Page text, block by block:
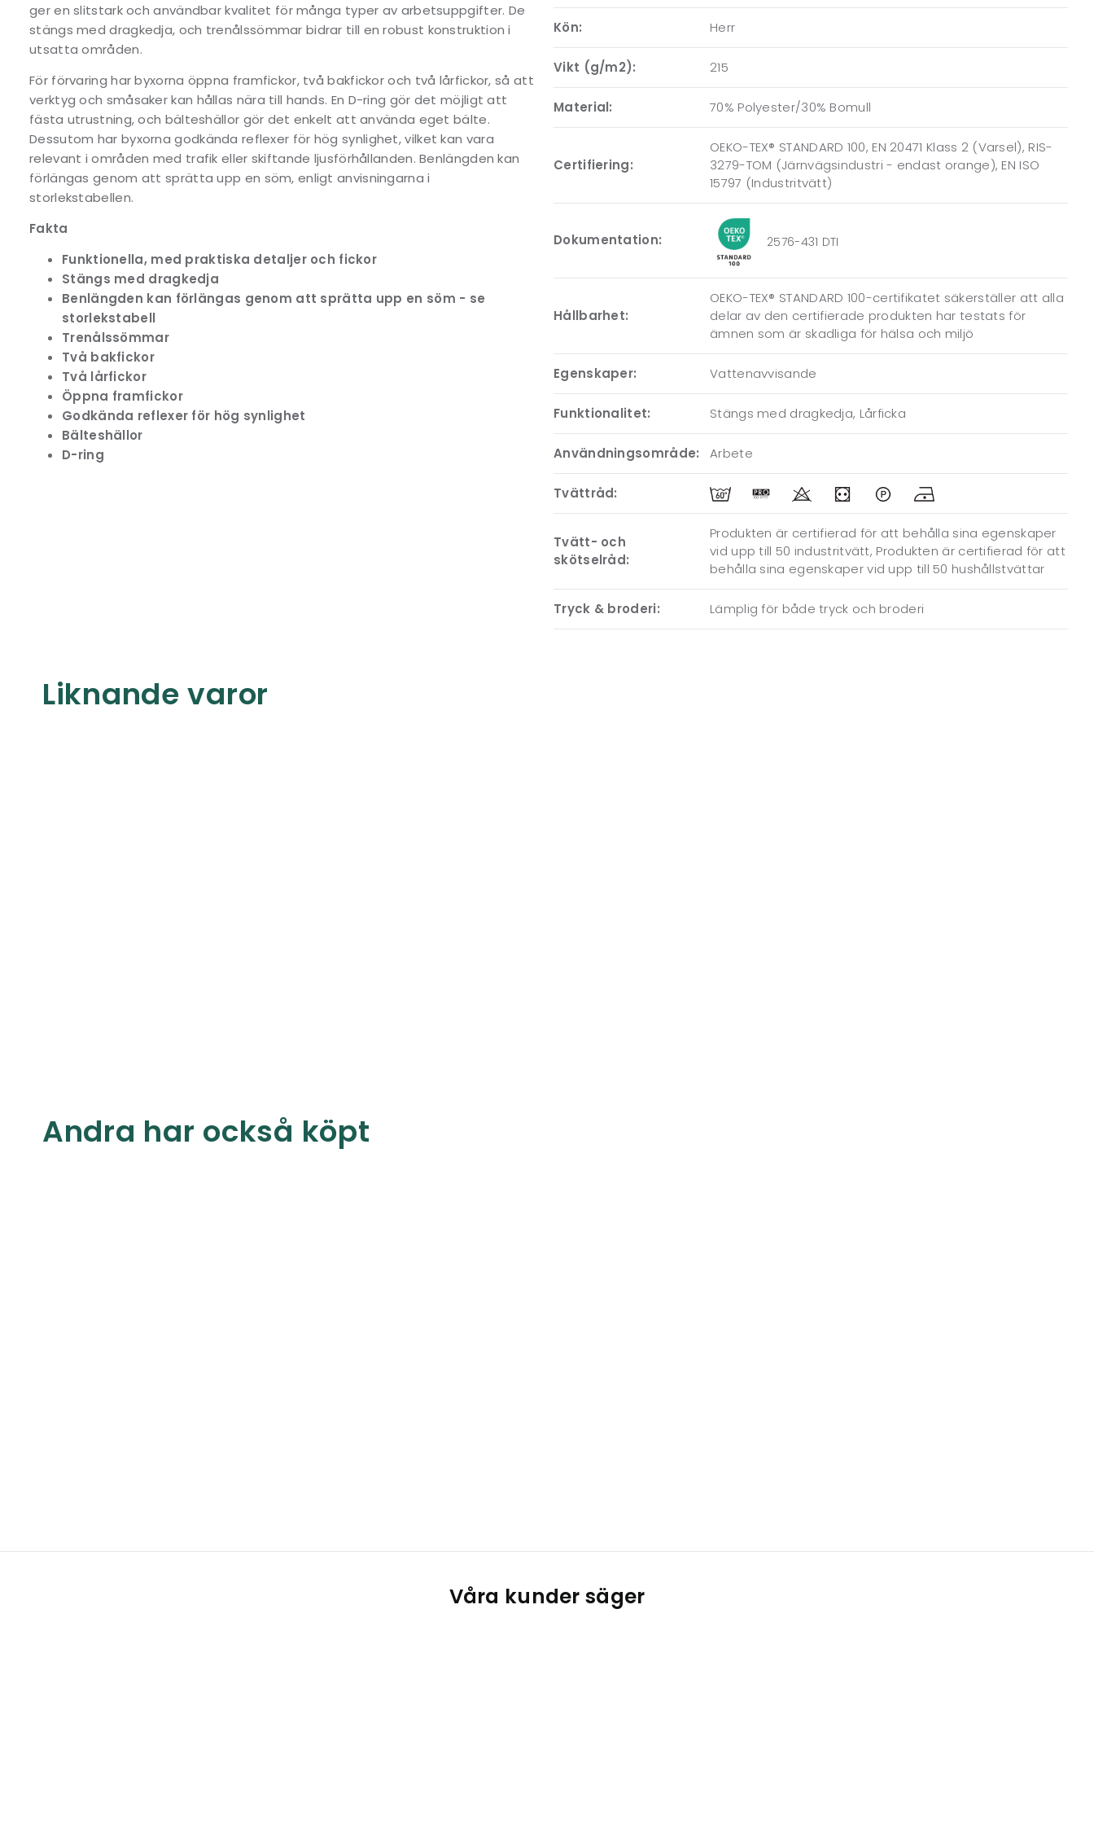
ger en slitstark och användbar kvalitet för många typer av arbetsuppgifter. De
stängs med dragkedja, och trenålssömmar bidrar till en robust konstruktion i
utsatta områden.
För förvaring har byxorna öppna framfickor, två bakfickor och två lårfickor, så att
verktyg och småsaker kan hållas nära till hands. En D-ring gör det möjligt att
fästa utrustning, och bälteshällor gör det enkelt att använda eget bälte.
Dessutom har byxorna godkända reflexer för hög synlighet, vilket kan vara
relevant i områden med trafik eller skiftande ljusförhållanden. Benlängden kan
förlängas genom att sprätta upp en söm, enligt anvisningarna i
storlekstabellen.
Fakta
Funktionella, med praktiska detaljer och fickor
Stängs med dragkedja
Benlängden kan förlängas genom att sprätta upp en söm - se
storlekstabell
Trenålssömmar
Två bakfickor
Två lårfickor
Öppna framfickor
Godkända reflexer för hög synlighet
Bälteshällor
D-ring
Kön: Herr
Vikt (g/m2): 215
Material: 70% Polyester/30% Bomull
Certifiering:
OEKO-TEX® STANDARD 100, EN 20471 Klass 2 (Varsel), RIS-
3279-TOM (Järnvägsindustri - endast orange), EN ISO
15797 (Industritvätt)
Dokumentation: 2576-431 DTI
Hållbarhet:
OEKO-TEX® STANDARD 100-certifikatet säkerställer att alla
delar av den certifierade produkten har testats för
ämnen som är skadliga för hälsa och miljö
Egenskaper: Vattenavvisande
Funktionalitet: Stängs med dragkedja, Lårficka
Användningsområde: Arbete
Tvättråd:
Tvätt- och
skötselråd:
Produkten är certifierad för att behålla sina egenskaper
vid upp till 50 industritvätt, Produkten är certifierad för att
behålla sina egenskaper vid upp till 50 hushållstvättar
Tryck & broderi: Lämplig för både tryck och broderi
Liknande varor
Andra har också köpt
Våra kunder säger